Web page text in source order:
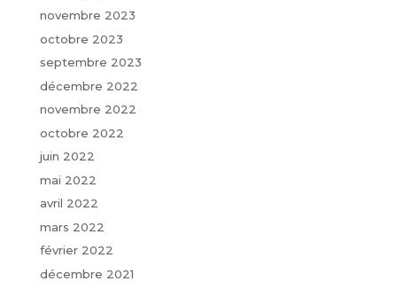
novembre 2023
octobre 2023
septembre 2023
décembre 2022
novembre 2022
octobre 2022
juin 2022
mai 2022
avril 2022
mars 2022
février 2022
décembre 2021